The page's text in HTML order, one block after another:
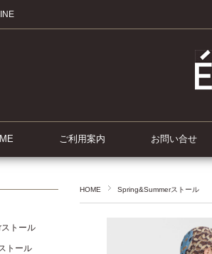
ご利用案内 お問い合せ
HOME Spring&Summerストール
トール
トール